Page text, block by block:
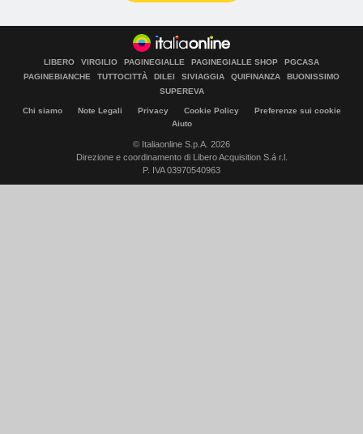
LIBERO VIRGILIO PAGINEGIALLE PAGINEGIALLE SHOP
PGCASA
PAGINEBIANCHE
TUTTOCITTÀ DILEI SIVIAGGIA QUIFINANZA
BUONISSIMO
SUPEREVA
Chi siamo Note Legali Privacy Cookie Policy
Preferenze sui cookie
Aiuto
© Italiaonline S.p.A. 2026
Direzione e coordinamento di Libero Acquisition S.á r.l.
P. IVA 03970540963